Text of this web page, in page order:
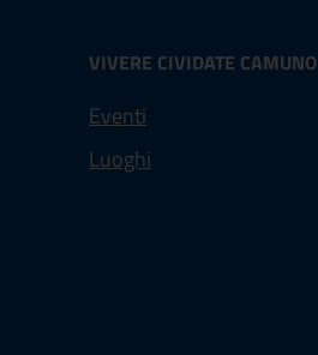
VIVERE CIVIDATE CAMUNO
Eventi
Luoghi